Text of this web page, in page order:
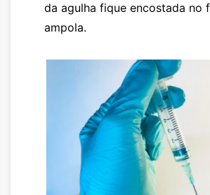
da agulha fique encostada no
ampola.